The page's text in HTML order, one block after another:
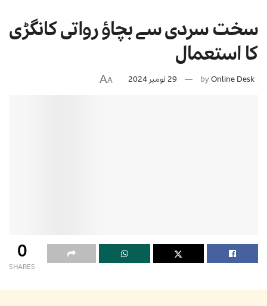
سخت سردی سے بچاﺅ رواتی کانگڑی
کا استعمال
byOnline Desk 29 نومبر 2024 A
A
0
SHARES